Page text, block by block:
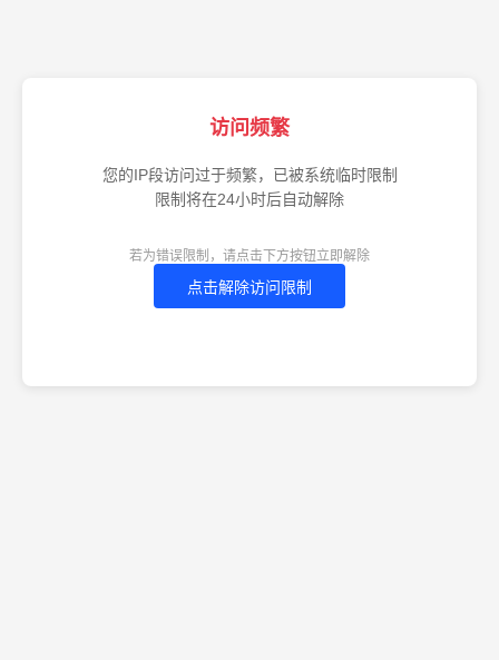
访问频繁
您的IP段访问过于频繁，已被系统临时限制
限制将在24小时后自动解除
若为错误限制，请点击下方按钮立即解除
点击解除访问限制